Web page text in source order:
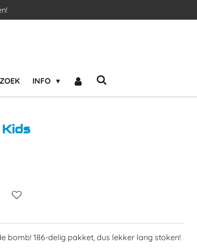
INFO
bomb! 186-delig pakket, dus lekker lang stoken!